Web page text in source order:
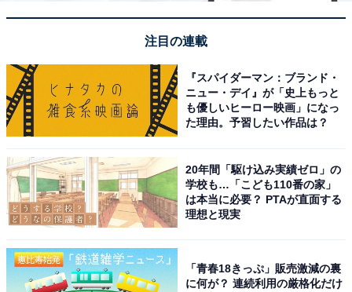
「松島温泉 小松館 好風亭」は松島のパノラマと太
古の源泉が魅力
注目の連載
『スパイダーマン：ブランド・
ニュー・デイ』が「史上もっと
も優しいヒーロー映画」になっ
た理由。予習したい作品は？
20年間「駆け込み実績ゼロ」の
学校も…「こども110番の家」
は本当に必要？ PTAが直面する
理想と現実
「青春18きっぷ」販売激減の裏
に何が？ 連続利用の厳格化だけ